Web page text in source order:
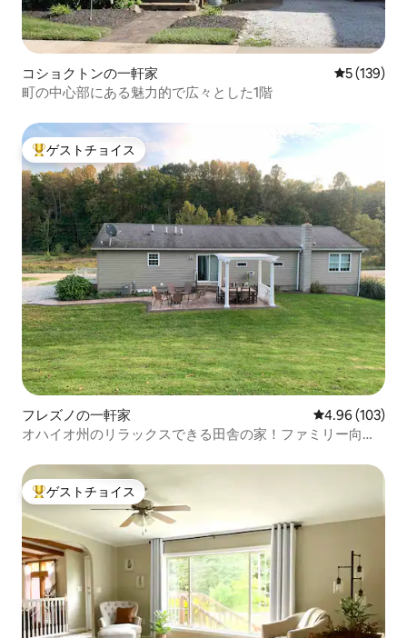
コショクトンの一軒家 レビュー
5 (139)
町の中心部にある魅力的で広々とした1階
大好評のゲストチョイスです。
ゲストチョイス
フレズノの一軒家 レビュー103
4.96 (103)
オハイオ州のリラックスできる田舎の家！ファミリー向
大好評のゲストチョイスです。
ゲストチョイス